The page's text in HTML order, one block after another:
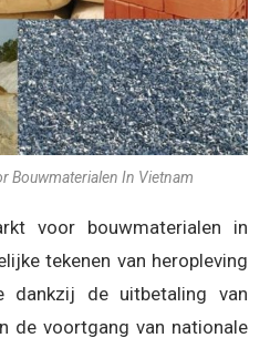
Bouwmaterialen In Vietnam
voor bouwmaterialen in
tekenen van heropleving
dankzij de uitbetaling van
de voortgang van nationale